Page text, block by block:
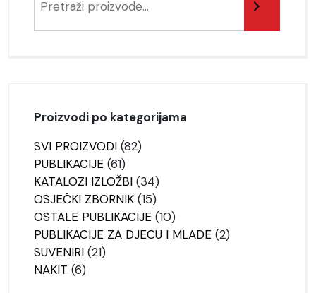
Proizvodi po kategorijama
SVI PROIZVODI 8282
PUBLIKACIJE 6161
proizvod
KATALOZI IZLOŽBI 3434
proizvoda
OSJEČKI ZBORNIK 1515
proizvoda
OSTALE PUBLIKACIJE 1010
proizvoda
PUBLIKACIJE ZA DJECU I MLADE 22
SUVENIRI 2121
NAKIT 66